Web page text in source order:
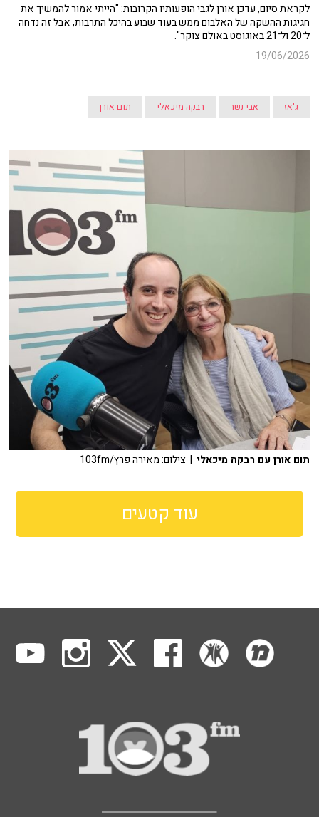
לקראת סיום, עדכן אורן לגבי הופעותיו הקרובות: "הייתי אמור להמשיך את
חגיגות ההשקה של האלבום ממש בעוד שבוע בהיכל התרבות, אבל זה נדחה
ל־20 ול־21 באוגוסט באולם צוקר".
19/06/2026
ג'אז אבי נשר רבקה מיכאלי תום אורן
תום אורן עם רבקה מיכאלי | צילום: מאירה פרץ/103fm
עוד קטעים